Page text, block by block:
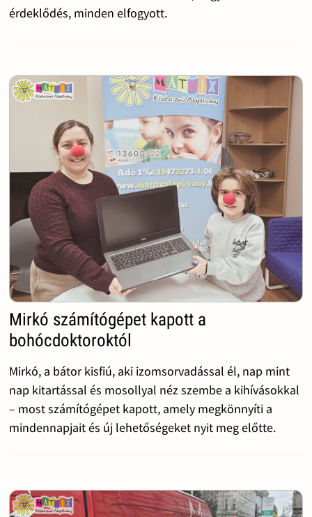
érdeklődés, minden elfogyott.
Mirkó számítógépet kapott a
bohócdoktoroktól
Mirkó, a bátor kisfiú, aki izomsorvadással él, nap mint
nap kitartással és mosollyal néz szembe a kihívásokkal
– most számítógépet kapott, amely megkönnyíti a
mindennapjait és új lehetőségeket nyit meg előtte.